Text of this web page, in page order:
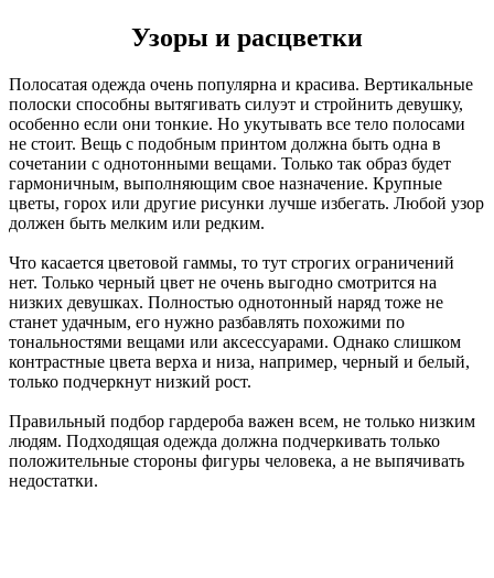
Узоры и расцветки
Полосатая одежда очень популярна и красива. Вертикальные
полоски способны вытягивать силуэт и стройнить девушку,
особенно если они тонкие. Но укутывать все тело полосами
не стоит. Вещь с подобным принтом должна быть одна в
сочетании с однотонными вещами. Только так образ будет
гармоничным, выполняющим свое назначение. Крупные
цветы, горох или другие рисунки лучше избегать. Любой узор
должен быть мелким или редким.
Что касается цветовой гаммы, то тут строгих ограничений
нет. Только черный цвет не очень выгодно смотрится на
низких девушках. Полностью однотонный наряд тоже не
станет удачным, его нужно разбавлять похожими по
тональностями вещами или аксессуарами. Однако слишком
контрастные цвета верха и низа, например, черный и белый,
только подчеркнут низкий рост.
Правильный подбор гардероба важен всем, не только низким
людям. Подходящая одежда должна подчеркивать только
положительные стороны фигуры человека, а не выпячивать
недостатки.